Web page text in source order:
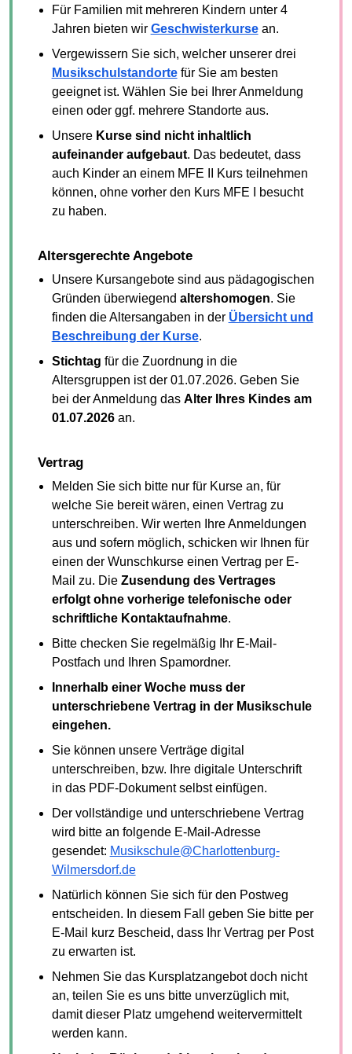
Für Familien mit mehreren Kindern unter 4
Jahren bieten wir Geschwisterkursean.
Vergewissern Sie sich, welcher unserer drei
Musikschulstandortefür Sie am besten
geeignet ist. Wählen Sie bei Ihrer Anmeldung
einen oder ggf. mehrere Standorte aus.
Unsere Kurse sind nicht inhaltlich
aufeinander aufgebaut. Das bedeutet, dass
auch Kinder an einem MFE II Kurs teilnehmen
können, ohne vorher den Kurs MFE I besucht
zu haben.
Altersgerechte Angebote
Unsere Kursangebote sind aus pädagogischen
Gründen überwiegend altershomogen. Sie
finden die Altersangaben in der Übersicht und
Beschreibung der Kurse.
Stichtag für die Zuordnung in die
Altersgruppen ist der 01.07.2026. Geben Sie
bei der Anmeldung das Alter Ihres Kindes am
01.07.2026an.
Vertrag
Melden Sie sich bitte nur für Kurse an, für
welche Sie bereit wären, einen Vertrag zu
unterschreiben. Wir werten Ihre Anmeldungen
aus und sofern möglich, schicken wir Ihnen für
einen der Wunschkurse einen Vertrag per E-
Mail zu. Die Zusendung des Vertrages
erfolgt ohne vorherige telefonische oder
schriftliche Kontaktaufnahme.
Bitte checken Sie regelmäßig Ihr E-Mail-
Postfach und Ihren Spamordner.
Innerhalb einer Woche muss der
unterschriebene Vertrag in der Musikschule
eingehen.
Sie können unsere Verträge digital
unterschreiben, bzw. Ihre digitale Unterschrift
in das PDF-Dokument selbst einfügen.
Der vollständige und unterschriebene Vertrag
wird bitte an folgende E-Mail-Adresse
gesendet: Musikschule@Charlottenburg-
Wilmersdorf.de
Natürlich können Sie sich für den Postweg
entscheiden. In diesem Fall geben Sie bitte per
E-Mail kurz Bescheid, dass Ihr Vertrag per Post
zu erwarten ist.
Nehmen Sie das Kursplatzangebot doch nicht
an, teilen Sie es uns bitte unverzüglich mit,
damit dieser Platz umgehend weitervermittelt
werden kann.